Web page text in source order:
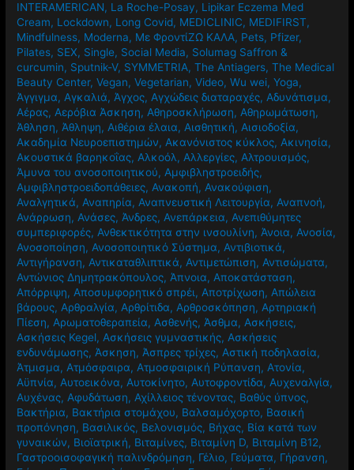
INTERAMERICAN, La Roche-Posay, Lipikar Eczema Med
Cream, Lockdown, Long Covid, MEDICLINIC, MEDIFIRST,
Mindfulness, Moderna, Mε ΦροντίΖΩ ΚΑΛΑ, Pets, Pfizer,
Pilates, SEX, Single, Social Media, Solumag Saffron &
curcumin, Sputnik-V, SYMMETRIA,The Antiagers,The Medical
Beauty Center,Vegan,Vegetarian,Video,Wu wei,Yoga,
Άγγιγμα,Αγκαλιά,Άγχος,Αγχώδεις διαταραχές,Αδυνάτισμα,
Αέρας,Αερόβια Άσκηση,Αθηροσκλήρωση,Αθηρωμάτωση,
Άθληση,Άθληψη,Αιθέρια έλαια,Αισθητική,Αισιοδοξία,
Ακαδημία Νευροεπιστημών,Ακανόνιστος κύκλος,Ακινησία,
Ακουστικά βαρηκοΐας,Αλκοόλ,Αλλεργίες,Αλτρουισμός,
Άμυνα του ανοσοποιητικού,Αμφιβληστροειδής,
Αμφιβληστροειδοπάθειες,Ανακοπή,Ανακούφιση,
Αναλγητικά,Αναπηρία,Αναπνευστική Λειτουργία,Αναπνοή,
Ανάρρωση,Ανάσες,Άνδρες,Ανεπάρκεια,Ανεπιθύμητες
συμπεριφορές,Ανθεκτικότητα στην ινσουλίνη,Άνοια,Ανοσία,
Ανοσοποίηση,Ανοσοποιητικό Σύστημα,Αντιβιοτικά,
Αντιγήρανση,Αντικαταθλιπτικά,Αντιμετώπιση,Αντισώματα,
Αντώνιος Δημητρακόπουλος,Άπνοια,Αποκατάσταση,
Απόρριψη,Αποσυμφορητικό σπρέι,Αποτρίχωση,Απώλεια
βάρους,Αρθραλγία,Αρθρίτιδα,Αρθροσκόπηση,Αρτηριακή
Πίεση,Αρωματοθεραπεία,Ασθενής,Άσθμα,Ασκήσεις,
Ασκήσεις Kegel,Ασκήσεις γυμναστικής,Ασκήσεις
ενδυνάμωσης,Άσκηση,Άσπρες τρίχες,Αστική ποδηλασία,
Άτμισμα,Ατμόσφαιρα,Ατμοσφαιρική Ρύπανση,Ατονία,
Αϋπνία,Αυτοεικόνα,Αυτοκίνητο,Αυτοφροντίδα,Αυχεναλγία,
Αυχένας,Αφυδάτωση,Αχίλλειος τένοντας, Βαθύς ύπνος,
Βακτήρια, Βακτήρια στομάχου, Βαλσαμόχορτο, Βασική
προπόνηση, Βασιλικός, Βελονισμός, Βήχας, Βία κατά των
γυναικών, Βιοϊατρική, Βιταμίνες, Βιταμίνη D, Βιταμίνη Β12,
Γαστροοισοφαγική παλινδρόμηση, Γέλιο, Γεύματα, Γήρανση,